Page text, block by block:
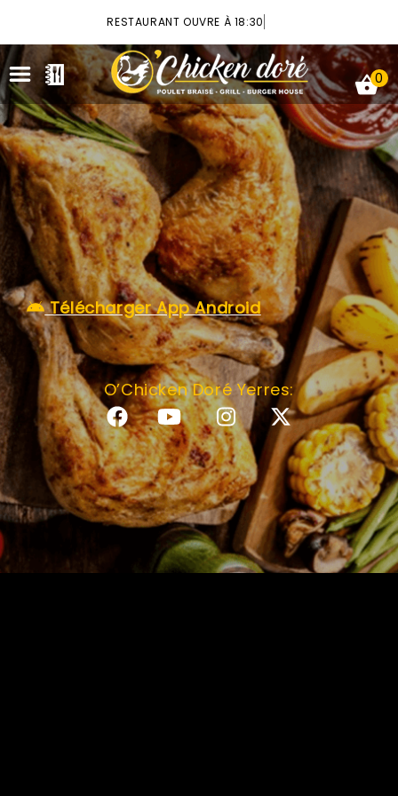
RESTAURANT OUVRE À 18:30
ACCUEIL
LA CARTE
VOTRE COMPTE
NOTRE RESTAURANT
VOS AVIS
MENTIONS LÉGALES
C.G.V
0
Télécharger App Android
O’Chicken Doré Yerres: